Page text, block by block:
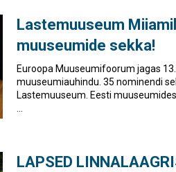
Lastemuuseum
muuseumide sekka!
Euroopa Muuseumifoorum jagas
muuseumiauhindu. 35 nominendi
Lastemuuseum. Eesti
LAPSED